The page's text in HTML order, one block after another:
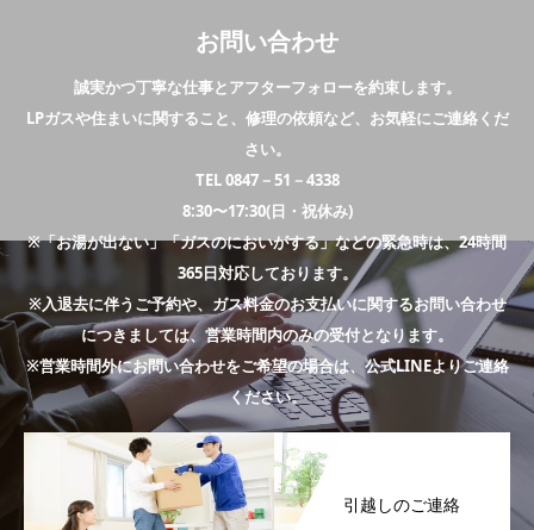
お問い合わせ
誠実かつ丁寧な仕事とアフターフォローを約束します。
LPガスや住まいに関すること、修理の依頼など、お気軽にご連絡くだ
さい。
TEL 0847－51－4338
8:30〜17:30(日・祝休み)
※「お湯が出ない」「ガスのにおいがする」などの緊急時は、24時間
365日対応しております。
※入退去に伴うご予約や、ガス料金のお支払いに関するお問い合わせ
につきましては、営業時間内のみの受付となります。
※営業時間外にお問い合わせをご希望の場合は、公式LINEよりご連絡
ください。
引越しのご連絡